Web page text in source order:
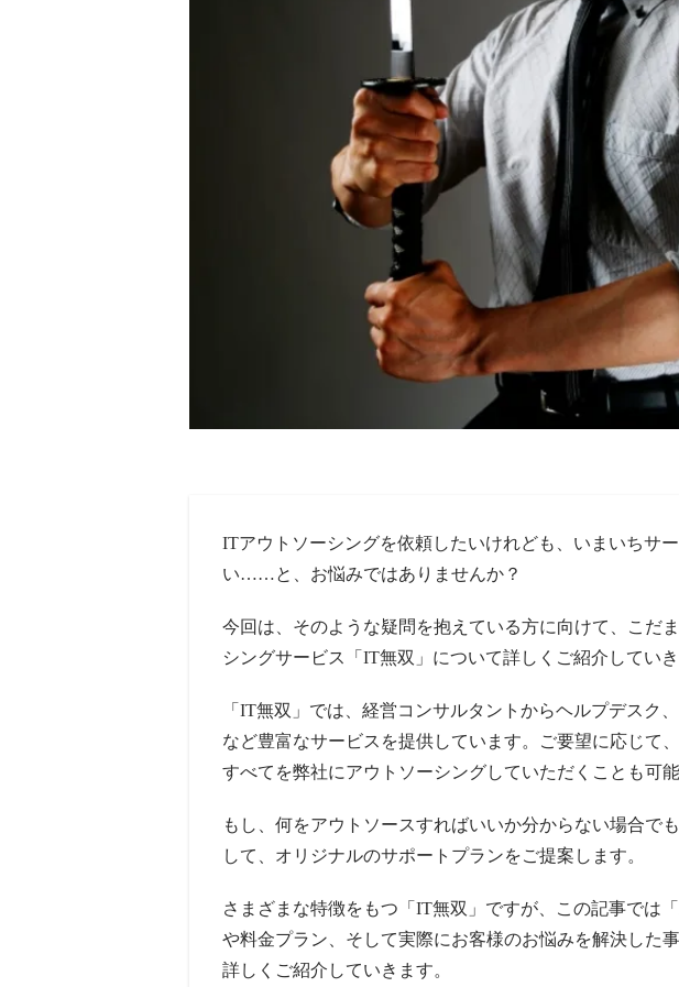
ITアウトソーシングを依頼したいけれども、いまいちサ
い……と、お悩みではありませんか？
今回は、そのような疑問を抱えている方に向けて、こだ
シングサービス「IT無双」について詳しくご紹介していき
「IT無双」では、経営コンサルタントからヘルプデスク
など豊富なサービスを提供しています。ご要望に応じて
すべてを弊社にアウトソーシングしていただくことも可能
もし、何をアウトソースすればいいか分からない場合で
して、オリジナルのサポートプランをご提案します。
さまざまな特徴をもつ「IT無双」ですが、この記事では
や料金プラン、そして実際にお客様のお悩みを解決した
詳しくご紹介していきます。